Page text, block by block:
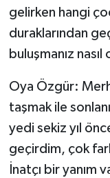
gelirken hangi
duraklarından
buluşmanız nasıl
Oya Özgür:
taşmak ile
yedi sekiz yıl
geçirdim, çok
İnatçı bir yanım